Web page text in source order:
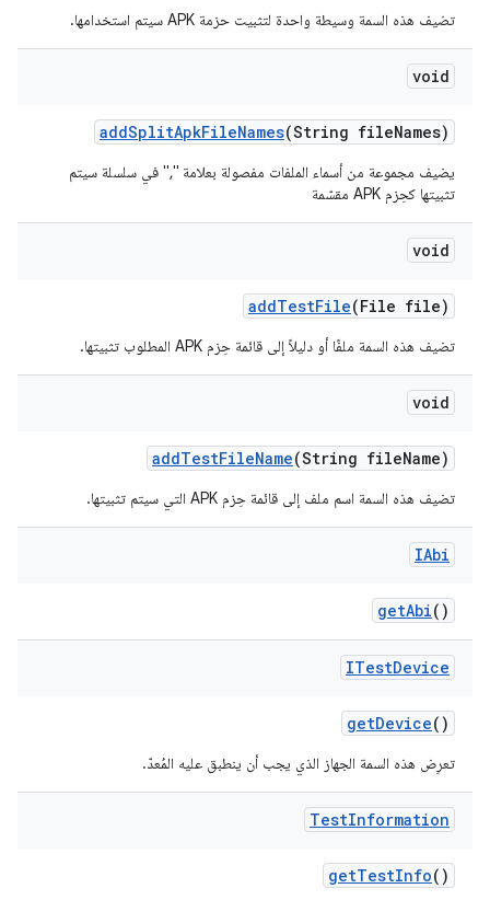
تضيف هذه السمة وسيطة واحدة لتثبيت حزمة APK سيتم استخدامها.
void
addSplitApkFileNames(String fileNames)
يضيف مجموعة من أسماء الملفات مفصولة بعلامة "," في سلسلة سيتم
تثبيتها كحِزم APK مقسّمة
void
addTestFile(File file)
تضيف هذه السمة ملفًا أو دليلاً إلى قائمة حِزم APK المطلوب تثبيتها.
void
addTestFileName(String fileName)
تضيف هذه السمة اسم ملف إلى قائمة حِزم APK التي سيتم تثبيتها.
IAbi
getAbi()
ITestDevice
getDevice()
تعرِض هذه السمة الجهاز الذي يجب أن ينطبق عليه المُعدّ.
TestInformation
getTestInfo()